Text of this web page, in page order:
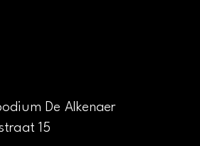
De Alkenaer
15